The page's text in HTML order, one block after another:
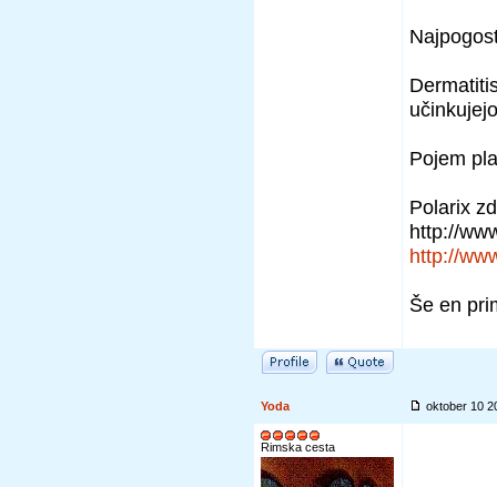
Pojem
Polarix
http://
http://
Še en
Yoda oktober 10
Rimska cesta